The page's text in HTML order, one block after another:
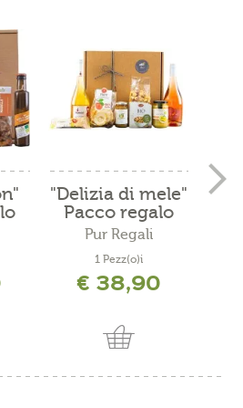
"Delizia di mele"
Pacco regalo
Pur Regali
1 Pezz(o)i
€ 38,90